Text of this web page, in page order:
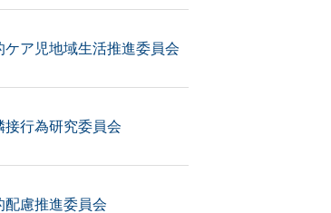
ケア児地域生活推進委員会
接行為研究委員会
配慮推進委員会